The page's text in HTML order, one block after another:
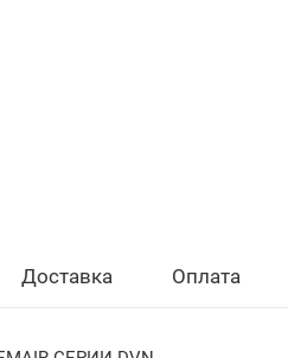
Доставка Оплата